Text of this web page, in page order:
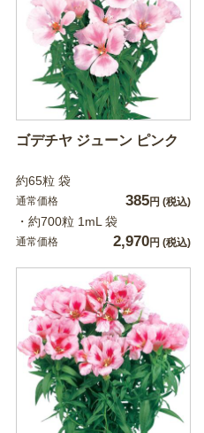
ゴデチヤ ジューン ピンク
約65粒 袋
通常価格 385円 (税込)
・約700粒 1mL 袋
通常価格 2,970円 (税込)